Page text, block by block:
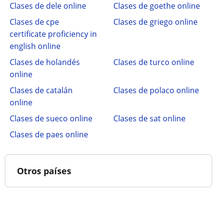
Clases de dele online
Clases de goethe online
Clases de cpe
certificate proficiency in
english online
Clases de griego online
Clases de holandés
online
Clases de turco online
Clases de catalán
online
Clases de polaco online
Clases de sueco online
Clases de sat online
Clases de paes online
Otros países